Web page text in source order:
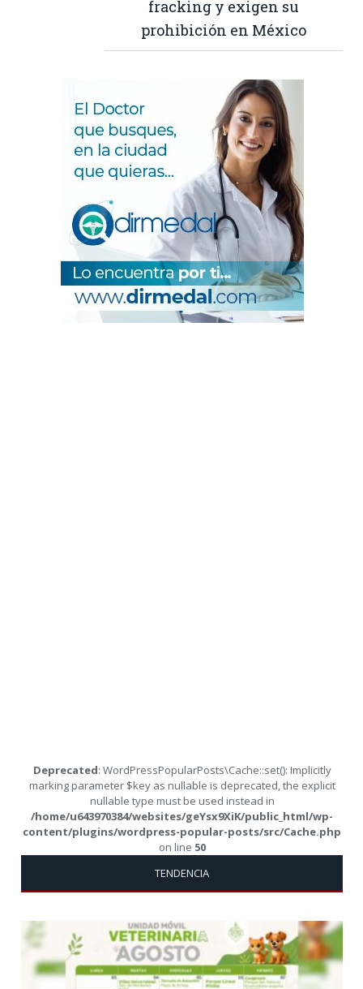
fracking y exigen su
prohibición en México
Deprecated: WordPressPopularPosts\Cache::set(): Implicitly
marking parameter $key as nullable is deprecated, the explicit
nullable type must be used instead in
/home/u643970384/websites/geYsx9XiK/public_html/wp-
content/plugins/wordpress-popular-posts/src/Cache.php
on line 50
TENDENCIA